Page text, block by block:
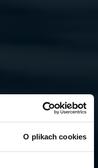
O plikach cookies